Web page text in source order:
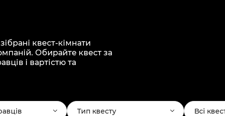
квест-кімнати
Обирайте квест за
і вартістю та
Тип квесту Всі